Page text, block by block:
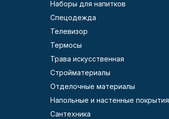
Наборы для напитков
Спецодежда
Телевизор
Термосы
Трава искусственная
Стройматериалы
Отделочные материалы
Напольные и настенные покрытия
Сантехника